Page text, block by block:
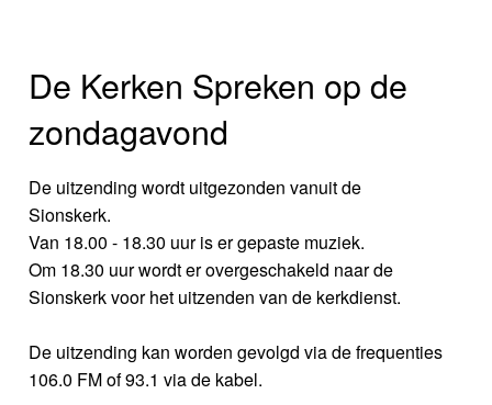
De Kerken Spreken op de
zondagavond
De uitzending wordt uitgezonden vanuit de
Sionskerk.
Van 18.00 - 18.30 uur is er gepaste muziek.
Om 18.30 uur wordt er overgeschakeld naar de
Sionskerk voor het uitzenden van de kerkdienst.
De uitzending kan worden gevolgd via de frequenties
106.0 FM of 93.1 via de kabel.